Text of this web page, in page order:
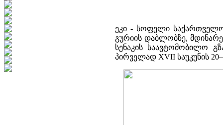
ეკი - სოფელი
გურიის დაბლობზე, მდინარე
სენაკის საავტომობილო
პირველად XVII საუკუნის